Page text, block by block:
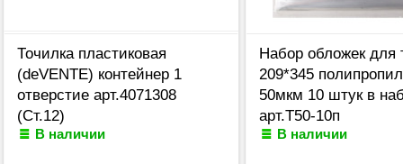
Точилка пластиковая
(deVENTE) контейнер 1
отверстие арт.4071308
(Ст.12)
В наличии
Набор обложек для
209*345
50мкм 10 штук в
арт.Т50-10п
В наличии